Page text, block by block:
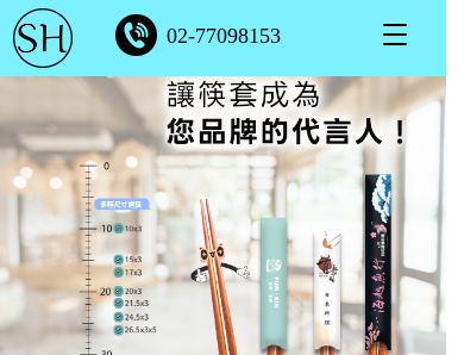
T
g
g
e
g
a
t
02-77098153